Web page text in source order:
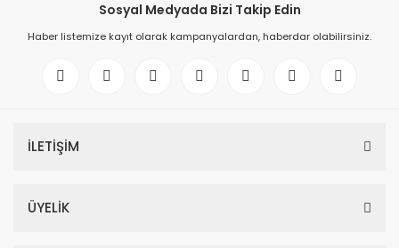
Sosyal Medyada Bizi Takip Edin
Haber listemize kayıt olarak kampanyalardan, haberdar olabilirsiniz.
İLETİŞİM
ÜYELİK